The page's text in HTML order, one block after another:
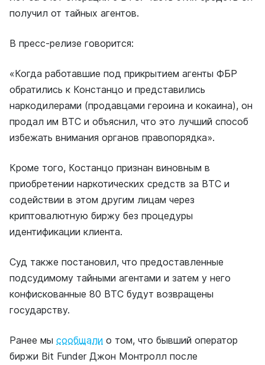
получил от тайных агентов.
В пресс-релизе говорится:
«Когда работавшие под прикрытием агенты ФБР
обратились к Констанцо и представились
наркодилерами (продавцами героина и кокаина), он
продал им ВТС и объяснил, что это лучший способ
избежать внимания органов правопорядка».
Кроме того, Костанцо признан виновным в
приобретении наркотических средств за ВТС и
содействии в этом другим лицам через
криптовалютную биржу без процедуры
идентификации клиента.
Суд также постановил, что предоставленные
подсудимому тайными агентами и затем у него
конфискованные 80 ВТС будут возвращены
государству.
Ранее мы сообщали о том, что бывший оператор
биржи Bit Funder Джон Монтролл после